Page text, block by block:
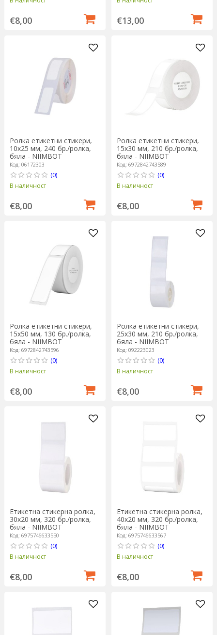
€8,00 €13,00
Ролка етикетни стикери,
10х25 мм, 240 бр./ролка,
бяла - NIIMBOT
Код: 06172303
(0)
В наличност
€8,00
Ролка етикетни стикери,
15х30 мм, 210 бр./ролка,
бяла - NIIMBOT
Код: 6972842743589
(0)
В наличност
€8,00
Ролка етикетни стикери,
15х50 мм, 130 бр./ролка,
бяла - NIIMBOT
Код: 6972842743596
(0)
В наличност
€8,00
Ролка етикетни стикери,
25x30 мм, 210 бр./ролка,
бяла - NIIMBOT
Код: 092223023
(0)
В наличност
€8,00
Етикетна стикерна ролка,
30x20 мм, 320 бр./ролка,
бяла - NIIMBOT
Код: 6975746633550
(0)
В наличност
€8,00
Етикетна стикерна ролка,
40x20 мм, 320 бр./ролка,
бяла - NIIMBOT
Код: 6975746633567
(0)
В наличност
€8,00